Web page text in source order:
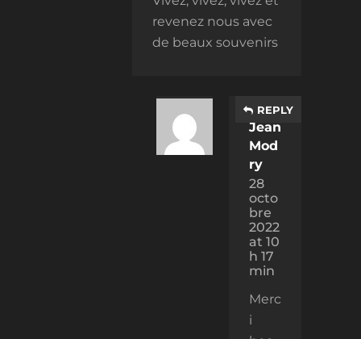
revenez nous avec
de beaux souvenirs
Jean
Mod
ry
28
octo
bre
2022
at 10
h 17
min
REPLY
Merc
i